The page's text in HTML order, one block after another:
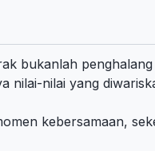
bukanlah
nilai-nilai yang
kebersamaan,